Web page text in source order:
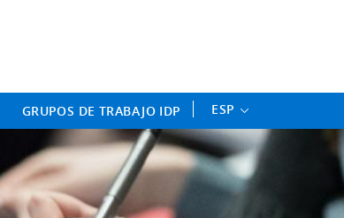
GRUPOS DE TRABAJO IDP ESP